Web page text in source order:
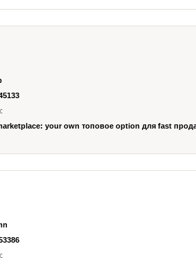
your own топовое option для fast